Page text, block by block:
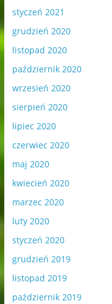
styczeń 2021
grudzień 2020
listopad 2020
październik 2020
wrzesień 2020
sierpień 2020
lipiec 2020
czerwiec 2020
maj 2020
kwiecień 2020
marzec 2020
luty 2020
styczeń 2020
grudzień 2019
listopad 2019
październik 2019